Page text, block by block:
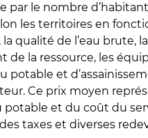
par le nombre
les territoires en
qualité de l’eau brute,
de la ressource, les
potable et
Ce prix moyen
potable et du coût du
taxes et diverses